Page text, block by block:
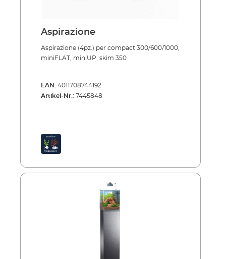
Aspirazione
Aspirazione (4pz.) per compact 300/600/1000,
miniFLAT, miniUP, skim 350
EAN: 4011708744192
Artikel-Nr.: 7445848